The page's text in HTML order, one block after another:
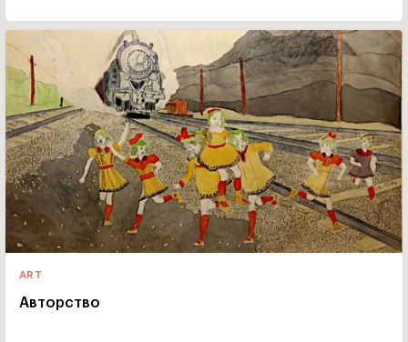
ART
Авторство